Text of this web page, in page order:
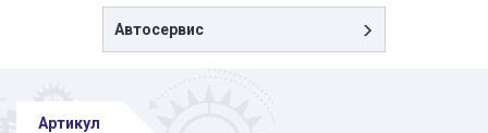
Автосервис
Артикул